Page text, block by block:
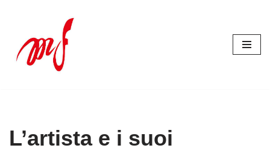
contenuto
L’artista e i suoi